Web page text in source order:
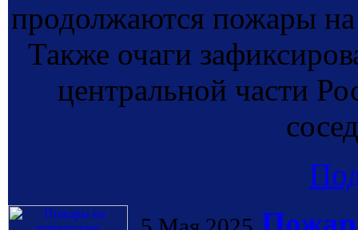
продолжаются пожары
Также очаги
центральной части